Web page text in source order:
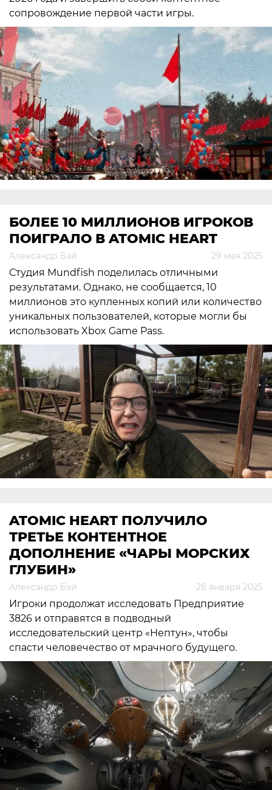
сопровождение первой части игры.
БОЛЕЕ 10 МИЛЛИОНОВ ИГРОКОВ
ПОИГРАЛО В ATOMIC HEART
Александр Бэй 29 мая 2025
Студия Mundfish поделилась отличными
результатами. Однако, не сообщается, 10
миллионов это купленных копий или количество
уникальных пользователей, которые могли бы
использовать Xbox Game Pass.
ATOMIC HEART ПОЛУЧИЛО
ТРЕТЬЕ КОНТЕНТНОЕ
ДОПОЛНЕНИЕ «ЧАРЫ МОРСКИХ
ГЛУБИН»
Александр Бэй 28 января 2025
Игроки продолжат исследовать Предприятие
3826 и отправятся в подводный
исследовательский центр «Нептун», чтобы
спасти человечество от мрачного будущего.